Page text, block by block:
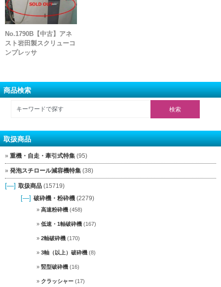
No.1790B【中古】アネ
スト岩田製スクリューコ
ンプレッサ
商品検索
取扱商品
重機・自走・牽引式特集 (95)
発泡スチロール減容機特集 (38)
[—] 取扱商品 (15719)
[—] 破砕機・粉砕機 (2279)
高速粉砕機 (458)
低速・1軸破砕機 (167)
2軸破砕機 (170)
3軸（以上）破砕機 (8)
竪型破砕機 (16)
クラッシャー (17)